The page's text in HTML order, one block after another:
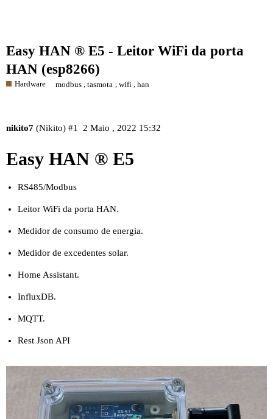
Easy HAN ® E5 - Leitor WiFi da porta
HAN (esp8266)
Hardware modbus ,tasmota wifi han
nikito7 (Nikito) 2 Maio , 2022 15:32
#1
Easy HAN ® E5
RS485/Modbus
Leitor WiFi da porta HAN.
Medidor de consumo de energia.
Medidor de excedentes solar.
Home Assistant.
InfluxDB.
MQTT.
Rest Json API